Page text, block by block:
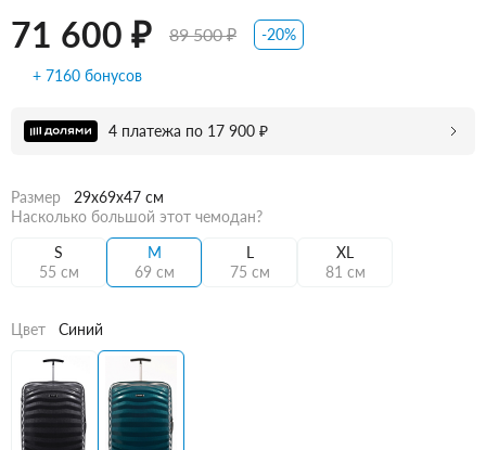
71 600 ₽ 89 500 ₽ -20%
+ 7160 бонусов
4 платежа по 17 900 ₽
Размер
29x69x47 см
Насколько большой этот чемодан?
S
55 см
M
69 см
L
75 см
XL
81 см
Цвет Синий